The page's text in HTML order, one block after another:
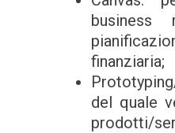
finanziaria;
del quale
prodotti/